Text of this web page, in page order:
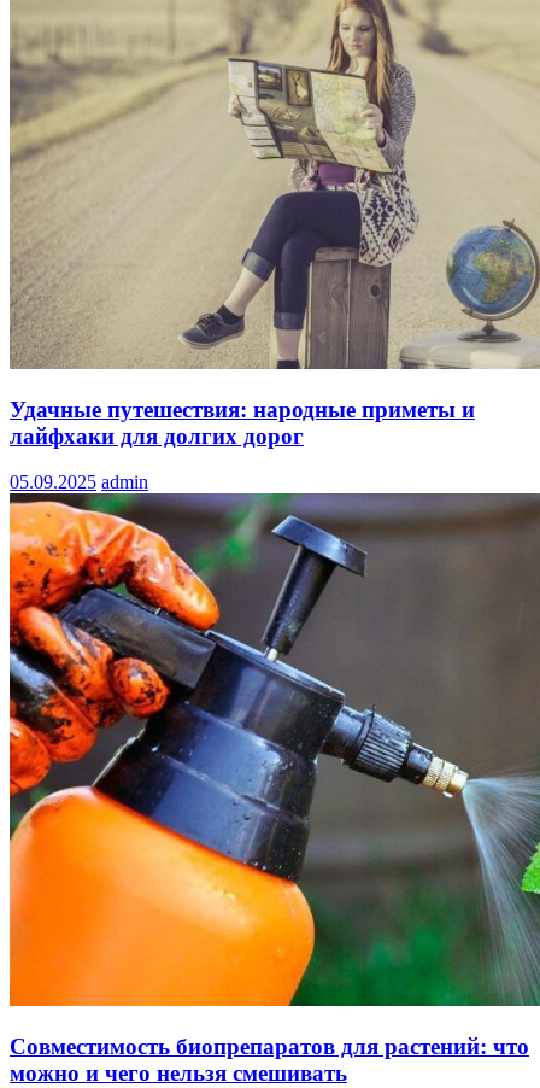
Удачные путешествия: народные приметы и
лайфхаки для долгих дорог
05.09.2025 admin
Совместимость биопрепаратов для растений: что
можно и чего нельзя смешивать